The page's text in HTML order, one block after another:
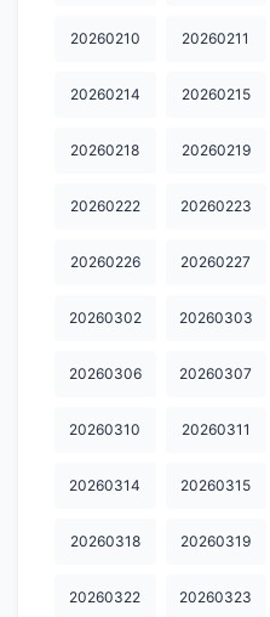
20260210 20260211
20260214 20260215
20260218 20260219
20260222 20260223
20260226 20260227
20260302 20260303
20260306 20260307
20260310 20260311
20260314 20260315
20260318 20260319
20260322 20260323